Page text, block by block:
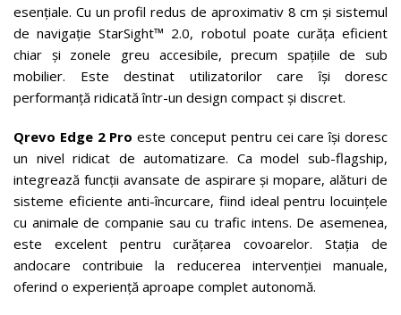
esențiale. Cu un profil redus de aproximativ 8 cm și sistemul
de navigație StarSight™ 2.0, robotul poate curăța eficient
chiar și zonele greu accesibile, precum spațiile de sub
mobilier. Este destinat utilizatorilor care își doresc
performanță ridicată într-un design compact și discret.
Qrevo Edge 2 Pro este conceput pentru cei care își doresc
un nivel ridicat de automatizare. Ca model sub-flagship,
integrează funcții avansate de aspirare și mopare, alături de
sisteme eficiente anti-încurcare, fiind ideal pentru locuințele
cu animale de companie sau cu trafic intens. De asemenea,
este excelent pentru curățarea covoarelor. Stația de
andocare contribuie la reducerea intervenției manuale,
oferind o experiență aproape complet autonomă.